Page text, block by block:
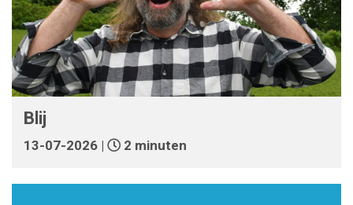
Blij
13-07-2026 | 2 minuten